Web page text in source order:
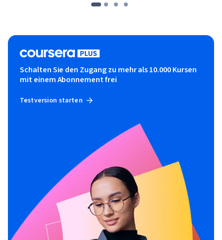
Schalten Sie den Zugang zu mehr als 10.000 Kursen
mit einem Abonnement frei
Testversion starten